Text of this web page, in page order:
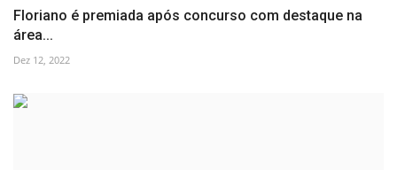
Floriano é premiada após concurso com destaque na
área...
Dez 12, 2022